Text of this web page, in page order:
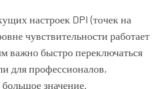
настроек DPI (точек на
чувствительности работает
важно быстро переключаться
для профессионалов,
значение.